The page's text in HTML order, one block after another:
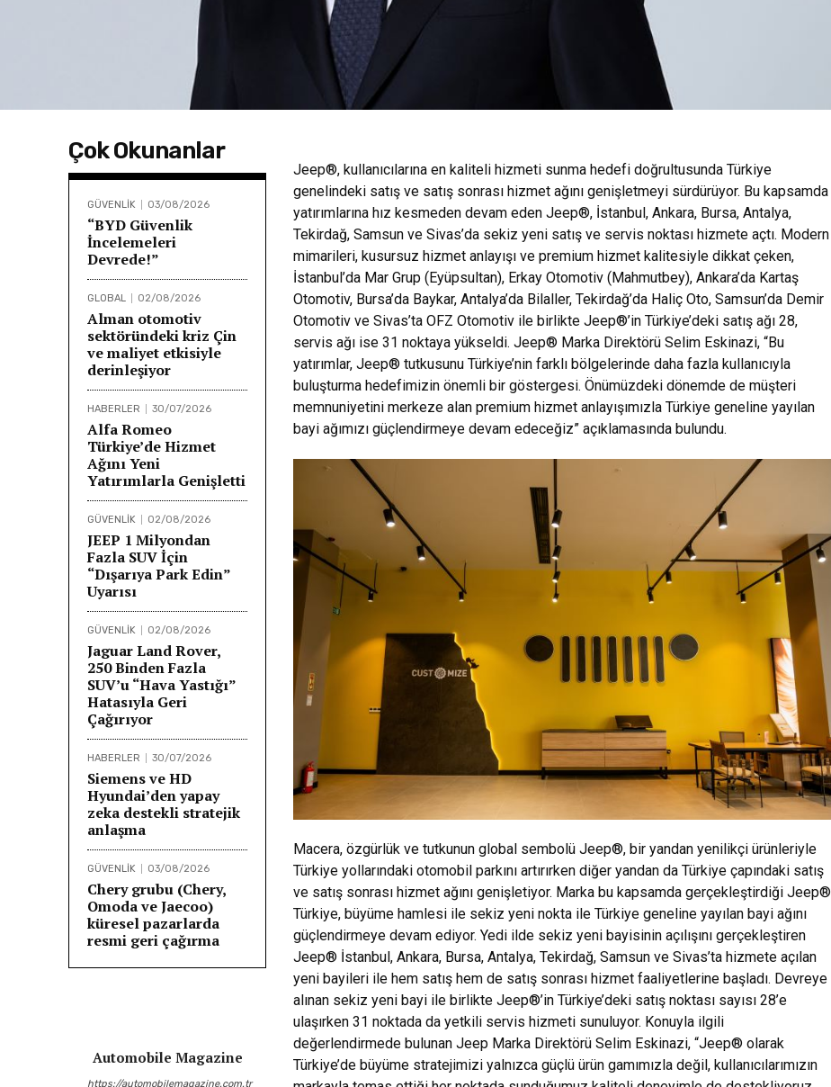
Çok Okunanlar
GÜVENLİK 03/08/2026
“BYD Güvenlik
İncelemeleri
Devrede!”
GLOBAL 02/08/2026
Alman otomotiv
sektöründeki kriz Çin
ve maliyet etkisiyle
derinleşiyor
HABERLER 30/07/2026
Alfa Romeo
Türkiye’de Hizmet
Ağını Yeni
Yatırımlarla Genişletti
GÜVENLİK 02/08/2026
JEEP 1 Milyondan
Fazla SUV İçin
“Dışarıya Park Edin”
Uyarısı
GÜVENLİK 02/08/2026
Jaguar Land Rover,
250 Binden Fazla
SUV’u “Hava Yastığı”
Hatasıyla Geri
Çağırıyor
HABERLER 30/07/2026
Siemens ve HD
Hyundai’den yapay
zeka destekli stratejik
anlaşma
GÜVENLİK 03/08/2026
Chery grubu (Chery,
Omoda ve Jaecoo)
küresel pazarlarda
resmi geri çağırma
Automobile Magazine
https://automobilemagazine.com.tr
Jeep®, kullanıcılarına en kaliteli hizmeti sunma hedefi doğrultusunda Türkiye
genelindeki satış ve satış sonrası hizmet ağını genişletmeyi sürdürüyor. Bu kapsamda
yatırımlarına hız kesmeden devam eden Jeep®, İstanbul, Ankara, Bursa, Antalya,
Tekirdağ, Samsun ve Sivas’da sekiz yeni satış ve servis noktası hizmete açtı. Modern
mimarileri, kusursuz hizmet anlayışı ve premium hizmet kalitesiyle dikkat çeken,
İstanbul’da Mar Grup (Eyüpsultan), Erkay Otomotiv (Mahmutbey), Ankara’da Kartaş
Otomotiv, Bursa’da Baykar, Antalya’da Bilaller, Tekirdağ’da Haliç Oto, Samsun’da Demir
Otomotiv ve Sivas’ta OFZ Otomotiv ile birlikte Jeep®’in Türkiye’deki satış ağı 28,
servis ağı ise 31 noktaya yükseldi. Jeep® Marka Direktörü Selim Eskinazi, “Bu
yatırımlar, Jeep® tutkusunu Türkiye’nin farklı bölgelerinde daha fazla kullanıcıyla
buluşturma hedefimizin önemli bir göstergesi. Önümüzdeki dönemde de müşteri
memnuniyetini merkeze alan premium hizmet anlayışımızla Türkiye geneline yayılan
bayi ağımızı güçlendirmeye devam edeceğiz” açıklamasında bulundu.
Macera, özgürlük ve tutkunun global sembolü Jeep®, bir yandan yenilikçi ürünleriyle
Türkiye yollarındaki otomobil parkını artırırken diğer yandan da Türkiye çapındaki satış
ve satış sonrası hizmet ağını genişletiyor. Marka bu kapsamda gerçekleştirdiği Jeep®
Türkiye, büyüme hamlesi ile sekiz yeni nokta ile Türkiye geneline yayılan bayi ağını
güçlendirmeye devam ediyor. Yedi ilde sekiz yeni bayisinin açılışını gerçekleştiren
Jeep® İstanbul, Ankara, Bursa, Antalya, Tekirdağ, Samsun ve Sivas’ta hizmete açılan
yeni bayileri ile hem satış hem de satış sonrası hizmet faaliyetlerine başladı. Devreye
alınan sekiz yeni bayi ile birlikte Jeep®’in Türkiye’deki satış noktası sayısı 28’e
ulaşırken 31 noktada da yetkili servis hizmeti sunuluyor. Konuyla ilgili
değerlendirmede bulunan Jeep Marka Direktörü Selim Eskinazi, “Jeep® olarak
Türkiye’de büyüme stratejimizi yalnızca güçlü ürün gamımızla değil, kullanıcılarımızın